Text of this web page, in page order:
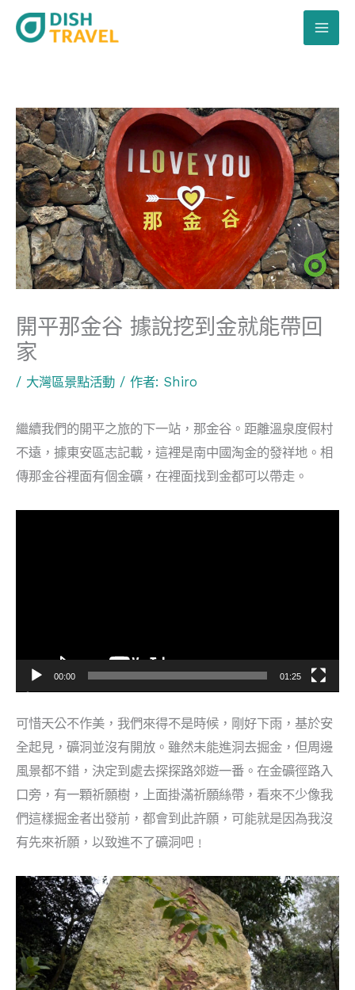
開平那金谷 據說挖到金就能帶回
家
/ 大灣區景點活動 / 作者: Shiro
繼續我們的開平之旅的下一站，那金谷。距離溫泉度假村
不遠，據東安區志記載，這裡是南中國淘金的發祥地。相
傳那金谷裡面有個金礦，在裡面找到金都可以帶走。
00:00 01:25
可惜天公不作美，我們來得不是時候，剛好下雨，基於安
全起見，礦洞並沒有開放。雖然未能進洞去掘金，但周邊
風景都不錯，決定到處去探探路郊遊一番。在金礦徑路入
口旁，有一顆祈願樹，上面掛滿祈願絲帶，看來不少像我
們這樣掘金者出發前，都會到此許願，可能就是因為我沒
有先來祈願，以致進不了礦洞吧﹗